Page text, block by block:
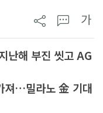
가
난해 부진 씻고 AG
져…밀라노 金 기대